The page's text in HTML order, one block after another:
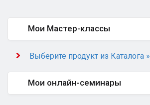
Мои Мастер-классы
Выберите продукт из Каталога »
Мои онлайн-семинары